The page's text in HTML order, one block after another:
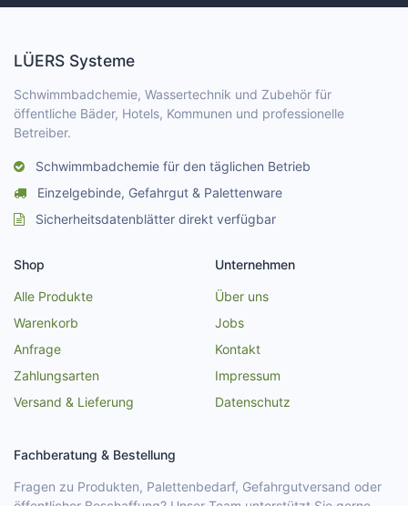
LÜERS Systeme
Schwimmbadchemie, Wassertechnik und Zubehör für
öffentliche Bäder, Hotels, Kommunen und professionelle
Betreiber.
Schwimmbadchemie für den täglichen Betrieb
Einzelgebinde, Gefahrgut & Palettenware
Sicherheitsdatenblätter direkt verfügbar
Shop
Alle Produkte
Warenkorb
Anfrage
Zahlungsarten
Versand & Lieferung
Unternehmen
Über uns
Jobs
Kontakt
Impressum
Datenschutz
Fachberatung & Bestellung
Fragen zu Produkten, Palettenbedarf, Gefahrgutversand oder